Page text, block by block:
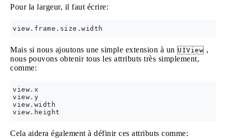
Pour la largeur, il faut écrire:
Mais si nous ajoutons une simple extension à un UIView ,
nous pouvons obtenir tous les attributs très simplement,
comme:
view.x
view.y
view.width
Cela aidera également à définir ces attributs comme: